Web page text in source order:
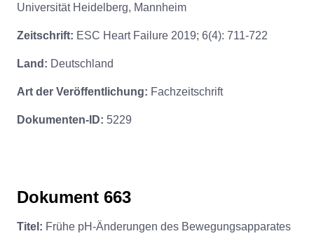
Universität Heidelberg, Mannheim
Zeitschrift: ESC Heart Failure 2019; 6(4): 711-722
Land: Deutschland
Art der Veröffentlichung: Fachzeitschrift
Dokumenten-ID: 5229
Dokument 663
Titel: Frühe pH-Änderungen des Bewegungsapparates